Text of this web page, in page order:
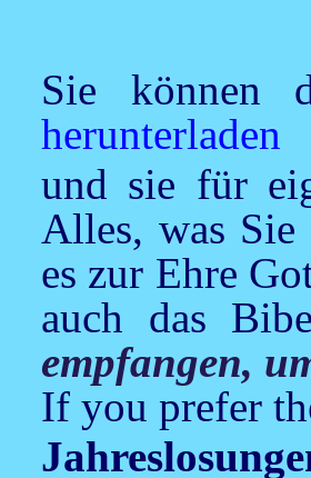
Sie können
herunterladen
und sie für
Alles, was
es zur Ehre
auch das
empfangen,
If you prefer